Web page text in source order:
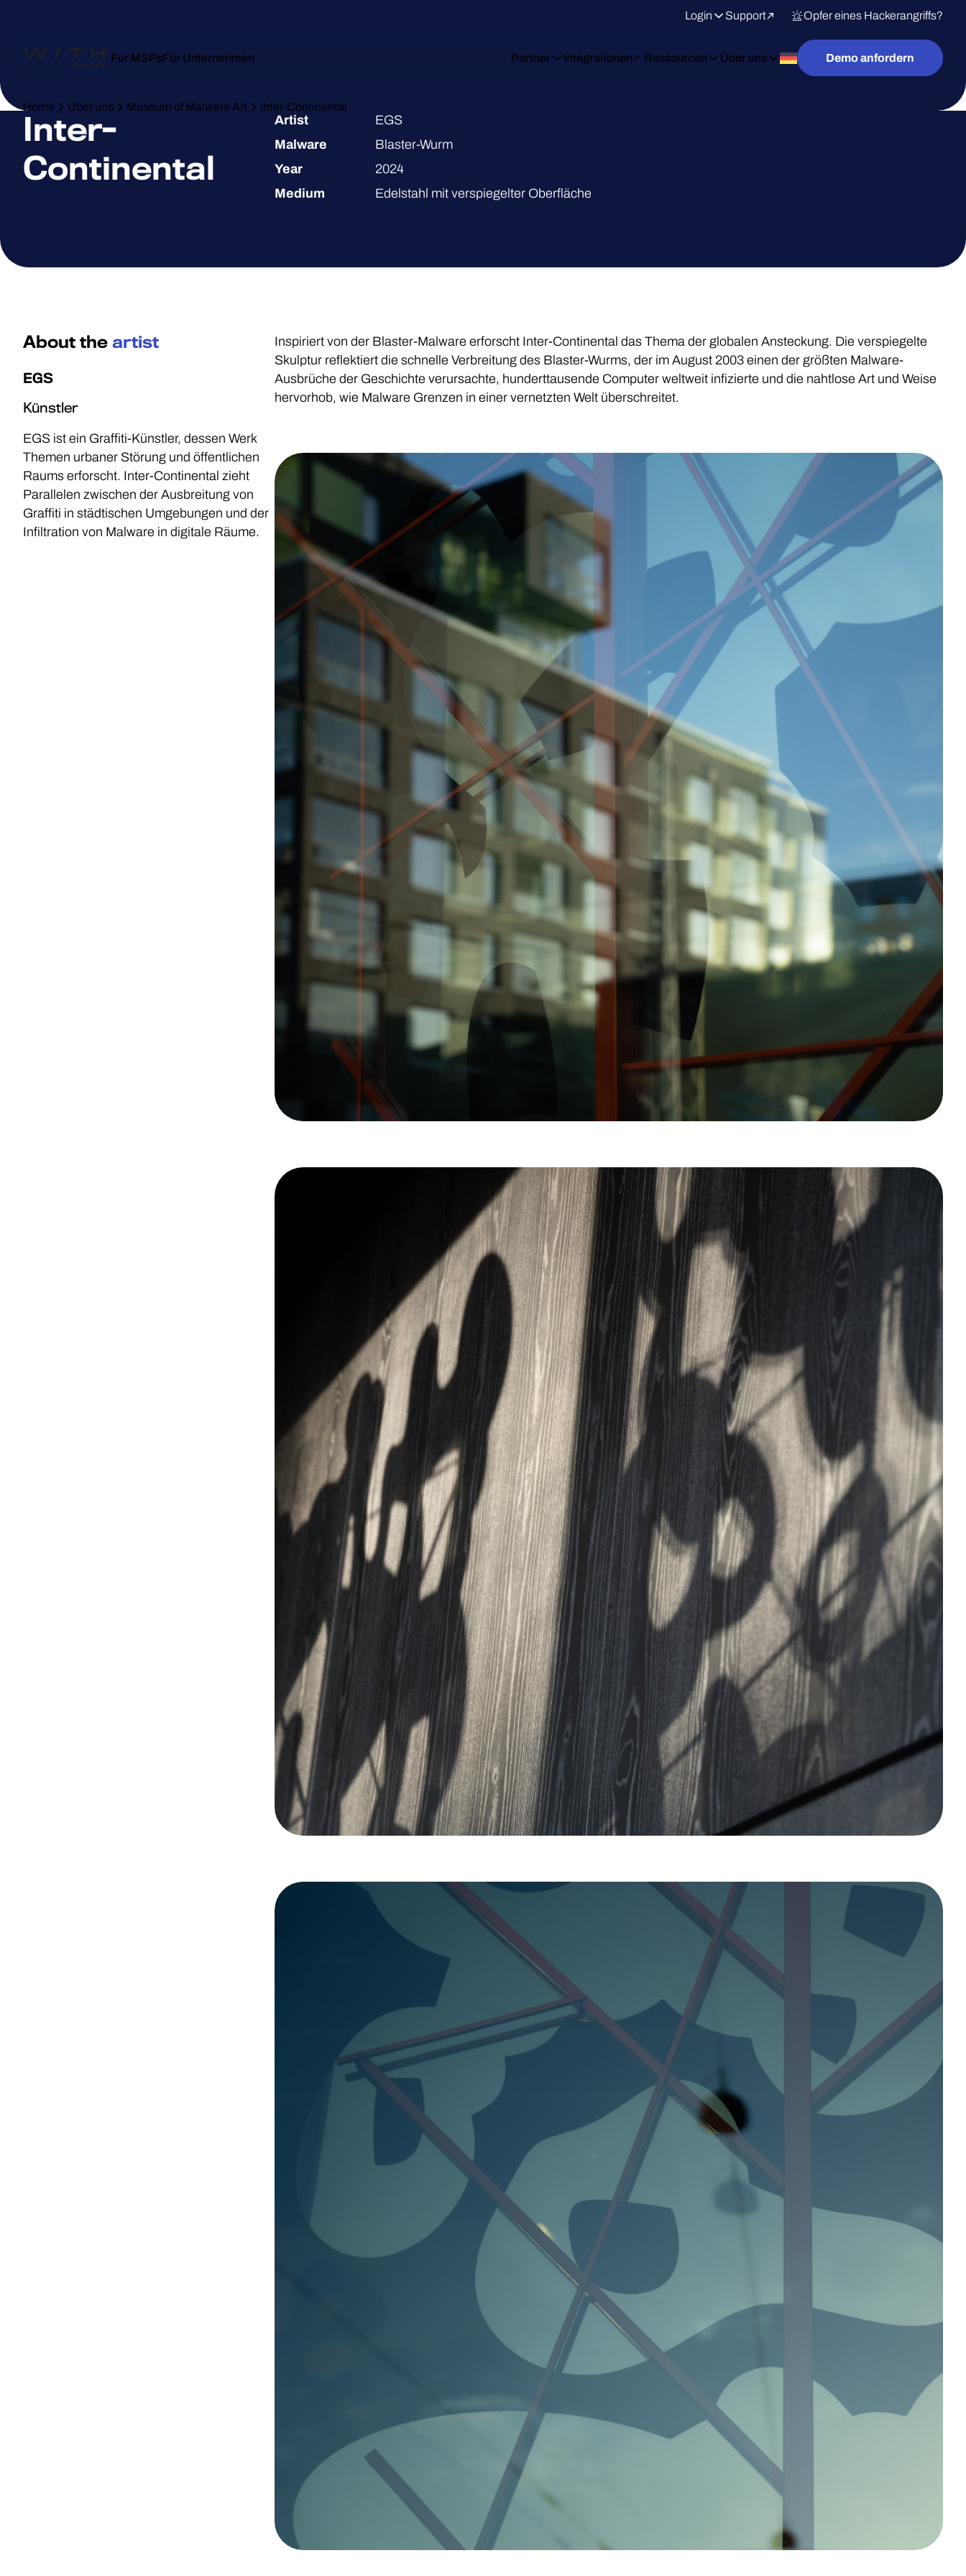
Login Support Opfer eines Hackerangriffs?
Für MSPsFür Unternehmen Partner Integrationen Ressourcen Über uns Demo anfordern
Home Über uns Museum of Malware Art Inter-Continental
Inter-
Continental
Artist
EGS
Malware
Blaster-Wurm
Year
2024
Medium
Edelstahl mit verspiegelter Oberfläche
About the artist
EGS
Künstler
EGS ist ein Graffiti-Künstler, dessen Werk
Themen urbaner Störung und öffentlichen
Raums erforscht. Inter-Continental zieht
Parallelen zwischen der Ausbreitung von
Graffiti in städtischen Umgebungen und der
Infiltration von Malware in digitale Räume.
Inspiriert von der Blaster-Malware erforscht Inter-Continental das Thema der globalen Ansteckung. Die verspiegelte
Skulptur reflektiert die schnelle Verbreitung des Blaster-Wurms, der im August 2003 einen der größten Malware-
Ausbrüche der Geschichte verursachte, hunderttausende Computer weltweit infizierte und die nahtlose Art und Weise
hervorhob, wie Malware Grenzen in einer vernetzten Welt überschreitet.